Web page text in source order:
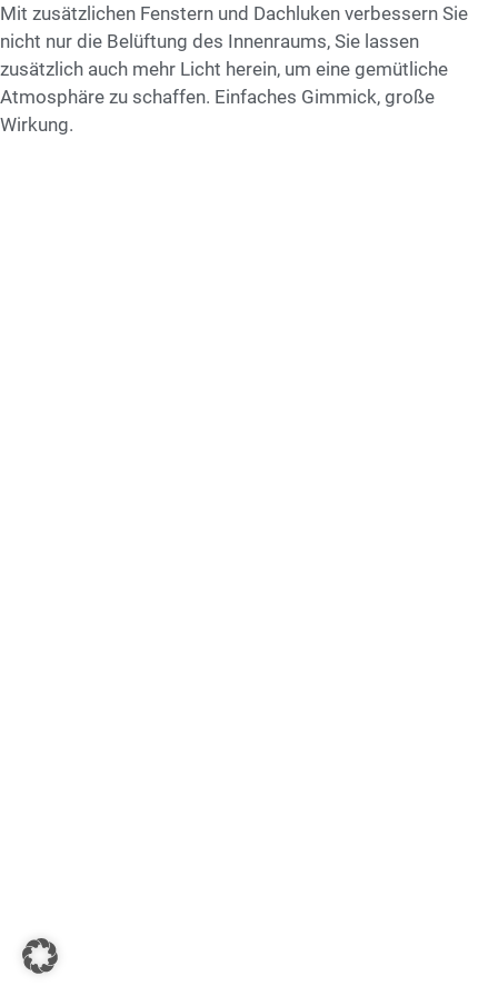
Mit zusätzlichen Fenstern und Dachluken verbessern Sie
nicht nur die Belüftung des Innenraums, Sie lassen
zusätzlich auch mehr Licht herein, um eine gemütliche
Atmosphäre zu schaffen. Einfaches Gimmick, große
Wirkung.